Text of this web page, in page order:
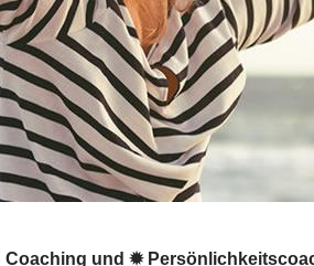
Coaching und ✹